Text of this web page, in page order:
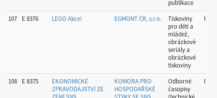
publikace
107
E 8376 LEGO Akce! EGMONT ČR, s.r.o.
Tiskoviny
pro děti a
mládež,
obrázkové
seriály a
obrázkové
tiskoviny
108 E 8375
EKONOMICKÉ
ZPRAVODAJSTVÍ ZE
KOMORA PRO
HOSPODÁŘSKÉ
Odborné
časopisy